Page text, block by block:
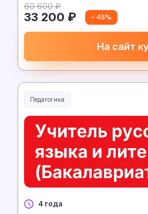
60 600 ₽
33 200 ₽ - 45%
На сайт
Педагогика
Образование и педагогика
4 года